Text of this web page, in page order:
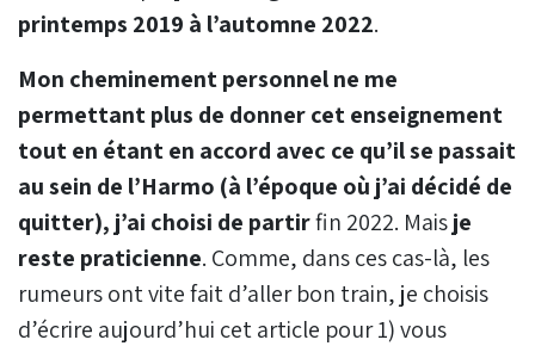
printemps 2019 à l’automne 2022.
Mon cheminement personnel ne me
permettant plus de donner cet enseignement
tout en étant en accord avec ce qu’il se passait
au sein de l’Harmo (à l’époque où j’ai décidé de
quitter), j’ai choisi de partirfin 2022. Maisje
reste praticienne. Comme, dans ces cas-là, les
rumeurs ont vite fait d’aller bon train, je choisis
d’écrire aujourd’hui cet article pour 1) vous